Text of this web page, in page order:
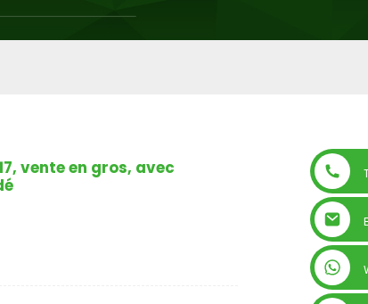
vente en gros, avec